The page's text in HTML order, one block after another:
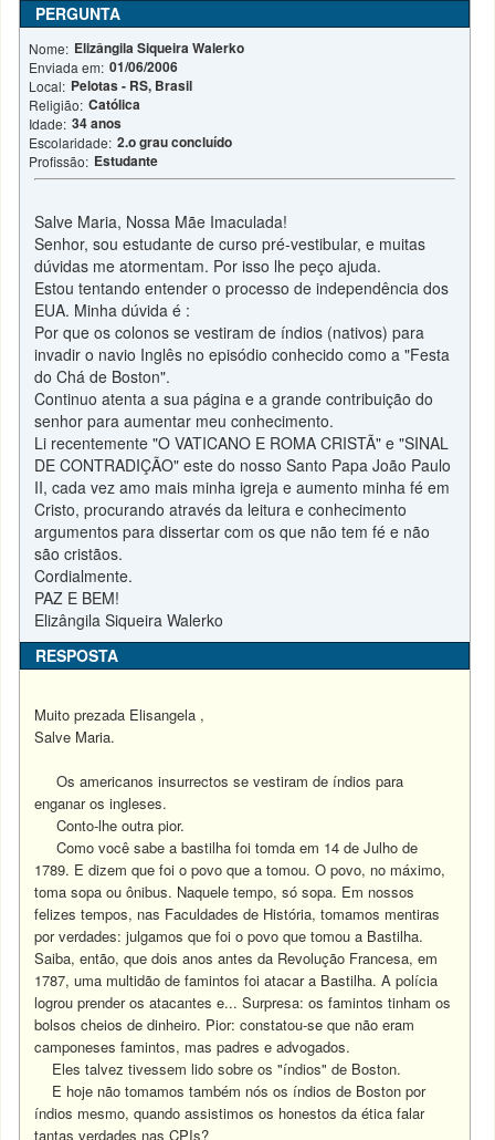
PERGUNTA
Nome: Elizângila Siqueira Walerko
Enviada em: 01/06/2006
Local: Pelotas - RS, Brasil
Religião: Católica
Idade: 34 anos
Escolaridade: 2.o grau concluído
Profissão: Estudante
Salve Maria, Nossa Mãe Imaculada!
Senhor, sou estudante de curso pré-vestibular, e muitas
dúvidas me atormentam. Por isso lhe peço ajuda.
Estou tentando entender o processo de independência dos
EUA. Minha dúvida é :
Por que os colonos se vestiram de índios (nativos) para
invadir o navio Inglês no episódio conhecido como a "Festa
do Chá de Boston".
Continuo atenta a sua página e a grande contribuição do
senhor para aumentar meu conhecimento.
Li recentemente "O VATICANO E ROMA CRISTÃ" e "SINAL
DE CONTRADIÇÃO" este do nosso Santo Papa João Paulo
II, cada vez amo mais minha igreja e aumento minha fé em
Cristo, procurando através da leitura e conhecimento
argumentos para dissertar com os que não tem fé e não
são cristãos.
Cordialmente.
PAZ E BEM!
Elizângila Siqueira Walerko
RESPOSTA
Muito prezada Elisangela ,
Salve Maria.
Os americanos insurrectos se vestiram de índios para
enganar os ingleses.
Conto-lhe outra pior.
Como você sabe a bastilha foi tomda em 14 de Julho de
1789. E dizem que foi o povo que a tomou. O povo, no máximo,
toma sopa ou ônibus. Naquele tempo, só sopa. Em nossos
felizes tempos, nas Faculdades de História, tomamos mentiras
por verdades: julgamos que foi o povo que tomou a Bastilha.
Saiba, então, quedois anos antes da Revolução Francesa, em
1787, uma multidão de famintos foi atacar a Bastilha. A polícia
logrou prender os atacantes e... Surpresa: os famintos tinham os
bolsos cheios de dinheiro. Pior: constatou-se que não eram
camponeses famintos, mas padres e advogados.
Eles talvez tivessem lido sobre os "índios" de Boston.
E hoje não tomamos também nós os índios de Boston por
índios mesmo, quando assistimos os honestos da ética falar
tantas verdades nas CPIs?